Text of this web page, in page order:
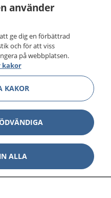
använder
ge dig en förbättrad
och för att viss
på webbplatsen.
kakor
KAKOR
ALLA